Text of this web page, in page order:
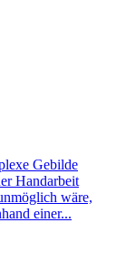
Gebilde
Handarbeit
wäre,
einer...